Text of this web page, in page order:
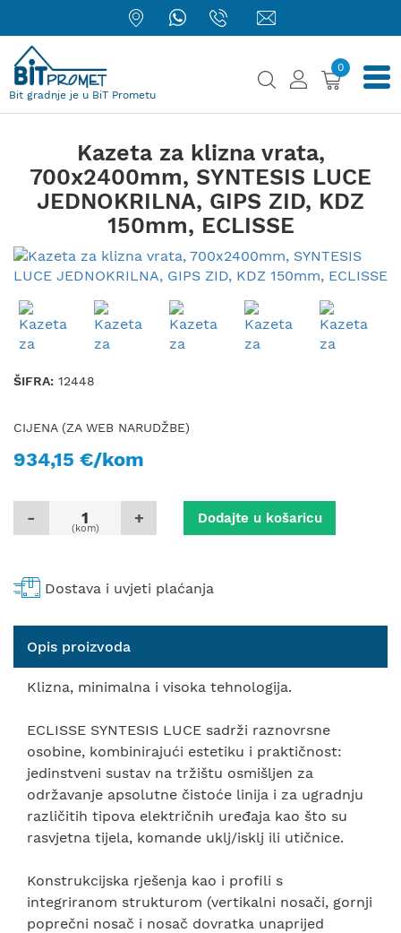
Bit gradnje je u BiT Prometu
0
Kazeta za klizna vrata,
700x2400mm, SYNTESIS LUCE
JEDNOKRILNA, GIPS ZID, KDZ
150mm, ECLISSE
ŠIFRA: 12448
CIJENA (ZA WEB NARUDŽBE)
934,15 €/kom
- +
(kom)
Dodajte u košaricu
Dostava i uvjeti plaćanja
Opis proizvoda
Klizna, minimalna i visoka tehnologija.
ECLISSE SYNTESIS LUCE sadrži raznovrsne
osobine, kombinirajući estetiku i praktičnost:
jedinstveni sustav na tržištu osmišljen za
održavanje apsolutne čistoće linija i za ugradnju
različitih tipova električnih uređaja kao što su
rasvjetna tijela, komande uklj/isklj ili utičnice.
Konstrukcijska rješenja kao i profili s
integriranom strukturom (vertikalni nosači, gornji
poprečni nosač i nosač dovratka unaprijed